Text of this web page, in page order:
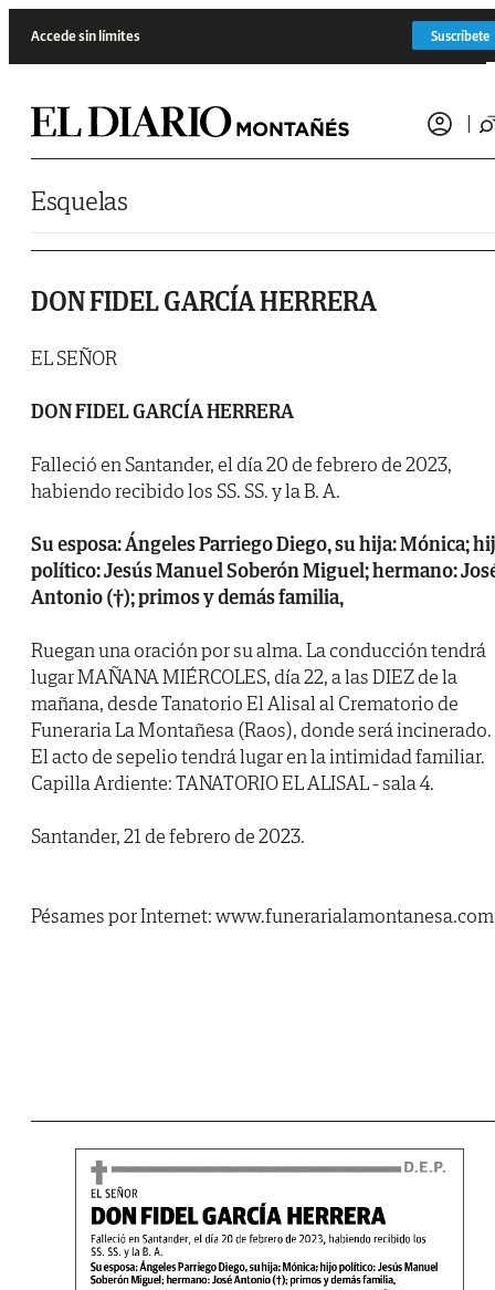
Accede sin límites Suscríbete
Esquelas
DON FIDEL GARCÍA HERRERA
EL SEÑOR
DON FIDEL GARCÍA HERRERA
Falleció en Santander, el día 20 de febrero de 2023,
habiendo recibido los SS. SS. y la B. A.
Su esposa: Ángeles Parriego Diego, su hija: Mónica;
político: Jesús Manuel Soberón Miguel; hermano:
Antonio (†); primos y demás familia,
Ruegan una oración por su alma. La conducción tendrá
lugar MAÑANA MIÉRCOLES, día 22, a las DIEZ de la
mañana, desde Tanatorio El Alisal al Crematorio de
Funeraria La Montañesa (Raos), donde será incinerado.
El acto de sepelio tendrá lugar en la intimidad familiar.
Capilla Ardiente: TANATORIO EL ALISAL - sala 4.
Santander, 21 de febrero de 2023.
Pésames por Internet: www.funerarialamontanesa.com